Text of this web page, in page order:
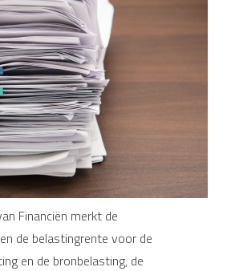
Financiën merkt de
de belastingrente voor de
en de bronbelasting, de